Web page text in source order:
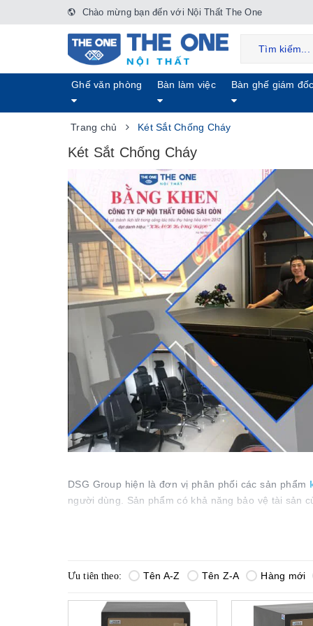
Chào mừng bạn đến với Nội Thất The One
Ghế văn phòng Bàn làm việc Bàn ghế giám đốc
Trang chủ Két Sắt Chống Cháy
Két Sắt Chống Cháy
DSG Group hiện là đơn vị phân phối các sản phẩm
người dùng. Sản phẩm có khả năng bảo vệ tài sản
4 ưu điểm vượt trội của két sắt chống cháy
Trang bị đa dạng tính năng
Ưu tiên theo: Tên A-Z Tên Z-A Hàng mới